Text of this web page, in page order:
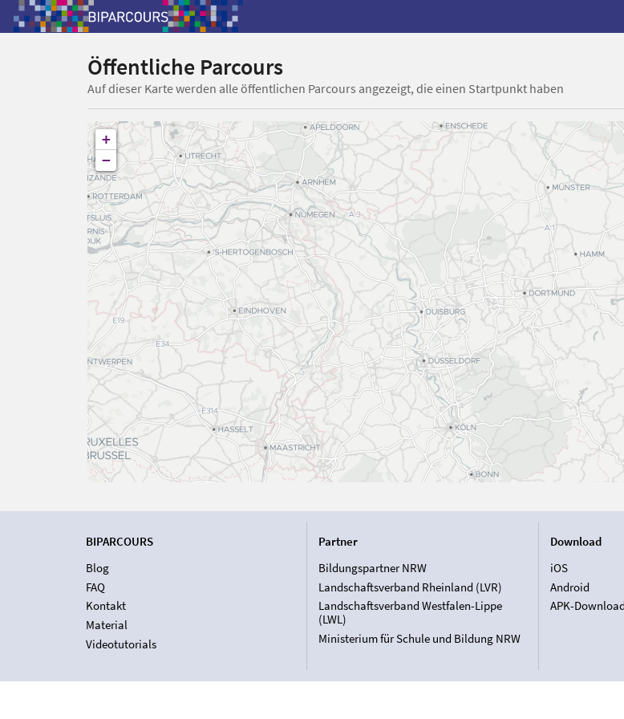
Öffentliche Parcours
Auf dieser Karte werden alle öffentlichen Parcours angezeigt, die einen Startpunkt haben
+
−
BIPARCOURS
Blog
FAQ
Kontakt
Material
Videotutorials
Partner
Bildungspartner NRW
Landschaftsverband Rheinland (LVR)
Landschaftsverband Westfalen-Lippe
(LWL)
Ministerium für Schule und Bildung NRW
Download
iOS
Android
APK-Download